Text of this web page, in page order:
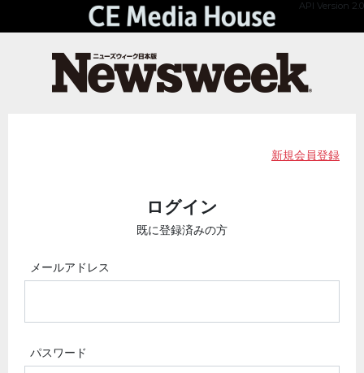
API Version 2.0
新規会員登録
ログイン
既に登録済みの方
メールアドレス
パスワード